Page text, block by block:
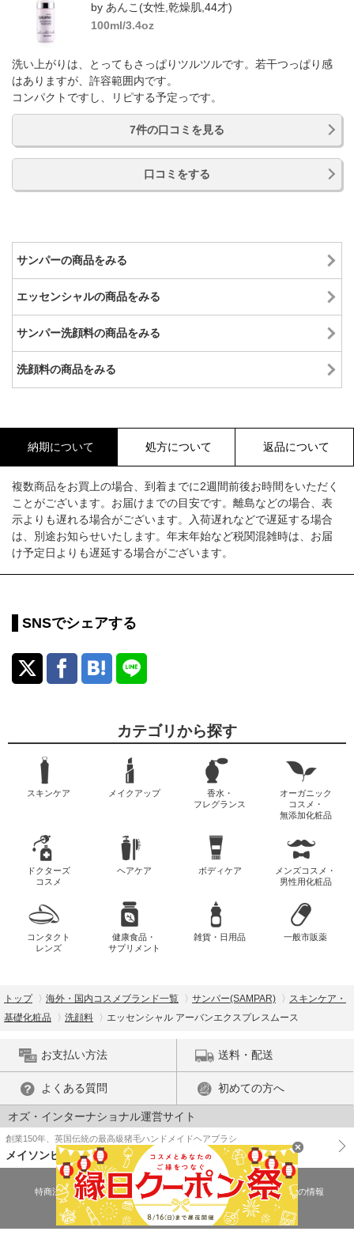
by あんこ(女性,乾燥肌,44才)
100ml/3.4oz
洗い上がりは、とってもさっぱりツルツルです。若干つっぱり感
はありますが、許容範囲内です。
コンパクトですし、リピする予定っです。
7件の口コミを見る
口コミをする
サンパーの商品をみる
エッセンシャルの商品をみる
サンパー洗顔料の商品をみる
洗顔料の商品をみる
納期について 処方について 返品について
複数商品をお買上の場合、到着までに2週間前後お時間をいただく
ことがございます。お届けまでの目安です。離島などの場合、表
示よりも遅れる場合がございます。入荷遅れなどで遅延する場合
は、別途お知らせいたします。年末年始など税関混雑時は、お届
け予定日よりも遅延する場合がございます。
SNSでシェアする
カテゴリから探す
スキンケア メイクアップ
香水・
フレグランス
オーガニック
コスメ・
無添加化粧品
ドクターズ
コスメ
ヘアケア ボディケア
メンズコスメ・
男性用化粧品
コンタクト
レンズ
健康食品・
サプリメント
雑貨・日用品 一般市販薬
トップ 海外・国内コスメブランド一覧 サンパー(SAMPAR)
スキンケア・
基礎化粧品
洗顔料 エッセンシャル アーバンエクスプレスムース
お支払い方法 送料・配送
よくある質問 初めての方へ
オズ・インターナショナル運営サイト
創業150年、英国伝統の最高級猪毛ハンドメイドヘアブラシ
メイソンピアソン
特商法に基づく表示 プライバシーポリシー
医薬品販売許可証の情報
ご利用規約
PC版で表示